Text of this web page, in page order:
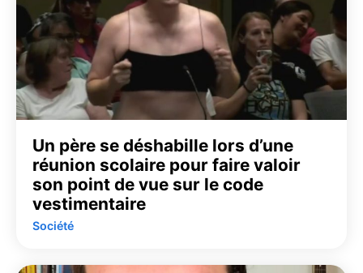
Un père se déshabille lors d’une
réunion scolaire pour faire valoir
son point de vue sur le code
vestimentaire
Société